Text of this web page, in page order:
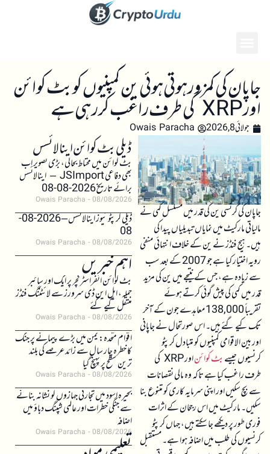
جاپان کی کمزور ہوتی ہوئی ین کمپنیوں کو بٹ کوائن
اور XRP کی طرف راغب کر رہی ہےجولائی 8, 2026 Owais Paracha
جاپان کی کرنسی ین کی قدر میں مسلسل کمی نے
مالیاتی مارکیٹ میں نمایاں تبدیلیاں پیدا کی
ہیں۔ ہیج فنڈز نے ین کے خلاف انتہائی منفی
رویہ اختیار کیا ہے جو 2007 کے بعد سب
سے زیادہ ہے، جس کے نتیجے میں ین کی مزید
قدر میں کمی کی پیش گوئی کرتے ہوئے
تقریباً 138,000 معاہدے جون کے آخر
تک کیے گئے ہیں۔ اس صورتحال نے جاپانی
اور بین الاقوامی کمپنیوں کو متبادل کرپٹو
کرنسیوں جیسےبٹ کوائن
اور XRP کی
طرف راغب کیا ہے تاکہ وہ مالی نقصانات
سے بچ سکیں اور اپنی سرمایہ کاری کو متنوع بنا
سکیں۔ مارکیٹ میں اس رجحان کے اثرات
فوری طور پر دیکھے جا سکتے ہیں، جہاں کرپٹو
کرنسیوں کی طلب میں اضافہ ہوا ہے۔ مستقبل
ڈیلی بٹ کوائن اینالائسس
بٹ کوائن میں محتاط بحالی، بڑی تصویر اب
بھی دفاعی JSImport – اینالائسس
برائے تاریخ 2026-08-08
Owais Paracha 08/08/2026
ڈیلی کرپٹو نیوز اینالائسس – 2026-08-
08
Owais Paracha 08/08/2026
اہم خبریں
بٹ کوائن انفراسٹرکچر پر ایک اور سائبر
حملہ، ایل این ڈی سرورز سے لائٹننگ فنڈز
منتقل کیے گئے
Owais Paracha 08/08/2026
اقوام متحدہ: یمن میں بڑے پیمانے پر جنگ
کا خطرہ چار سال سے زائد عرصے کی بلند
ترین سطح پر پہنچ گیا
Owais Paracha 08/08/2026
بحیرہ اسود میں تجارتی جہازوں کو نشانہ بنانے
سے جنگی خطرات اور عالمی شپنگ دباؤ میں
اضافہ
Owais Paracha 08/08/2026